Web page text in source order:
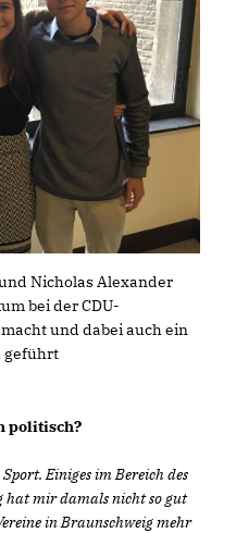
Nicholas Alexander
bei der CDU-
und dabei auch ein
geführt
politisch?
Einiges im Bereich des
hat mir damals nicht so gut
in Braunschweig mehr